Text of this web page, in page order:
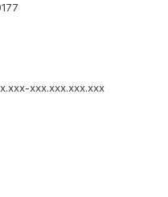
xxx.xxx.xxx.xxx